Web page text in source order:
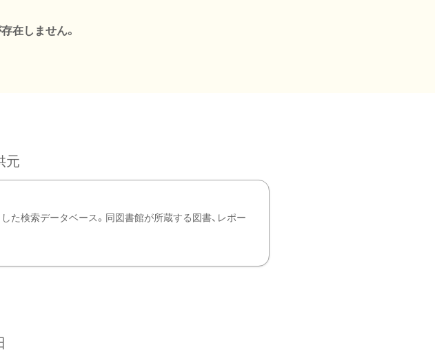
在しません。
元
た検索データベース。同図書館が所蔵する図書、レポー